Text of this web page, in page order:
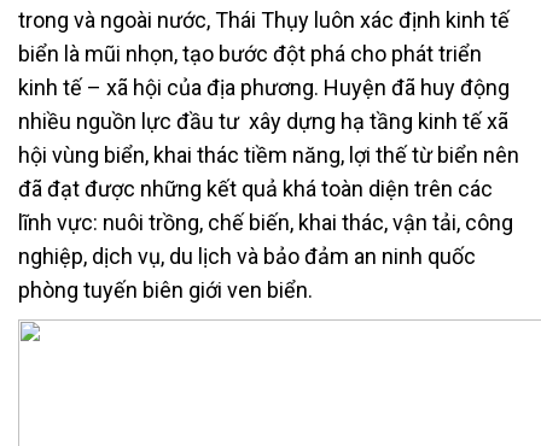
trong và ngoài nước, Thái Thụy luôn xác định kinh tế
biển là mũi nhọn, tạo bước đột phá cho phát triển
kinh tế – xã hội của địa phương. Huyện đã huy động
nhiều nguồn lực đầu tư xây dựng hạ tầng kinh tế xã
hội vùng biển, khai thác tiềm năng, lợi thế từ biển nên
đã đạt được những kết quả khá toàn diện trên các
lĩnh vực: nuôi trồng, chế biến, khai thác, vận tải, công
nghiệp, dịch vụ, du lịch và bảo đảm an ninh quốc
phòng tuyến biên giới ven biển.